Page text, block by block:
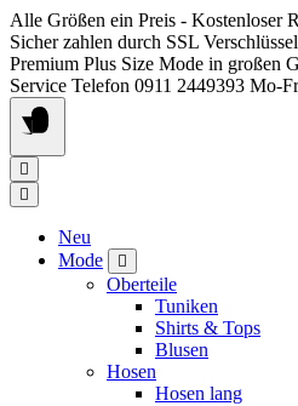
Springen
Sie
zum
Inhalt
Alle Größen ein Preis - Kostenloser
Sicher zahlen durch SSL
Premium Plus Size Mode in großen
Service Telefon 0911 2449393 Mo-
Neu
Mode
Oberteile
Tuniken
Shirts & Tops
Blusen
Hosen
Hosen lang